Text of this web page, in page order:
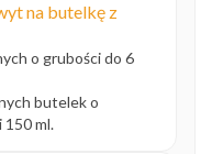
na butelkę z
o grubości do 6
butelek o
150 ml.